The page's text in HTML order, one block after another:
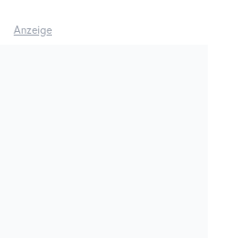
Anzeige